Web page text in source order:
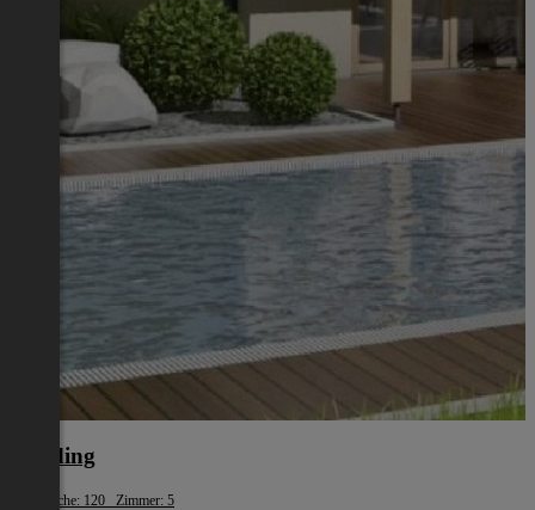
Eferding
Wohnfläche: 120 Zimmer: 5